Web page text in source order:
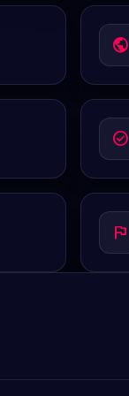
public
check_circle
flag